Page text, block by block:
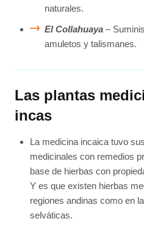
naturales.
El Collahuaya–
amuletos y talismanes.
Las plantas
incas
La medicina incaica tuvo
medicinales con remedios
base de hierbas con
Y es que existen hierbas
regiones andinas como en
selváticas.